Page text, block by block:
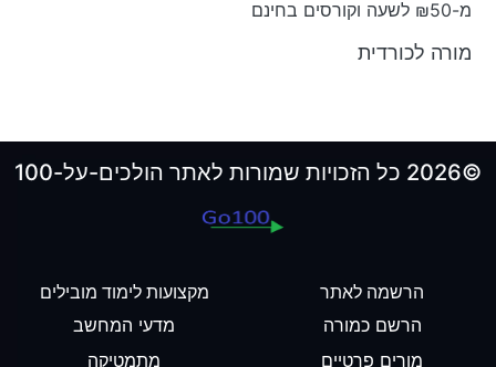
מ-₪50 לשעה וקורסים בחינם
מורה לכורדית
©2026 כל הזכויות שמורות לאתר הולכים-על-100
הרשמה לאתר
הרשם כמורה
מורים פרטיים
מקצועות לימוד מובילים
מדעי המחשב
מתמטיקה